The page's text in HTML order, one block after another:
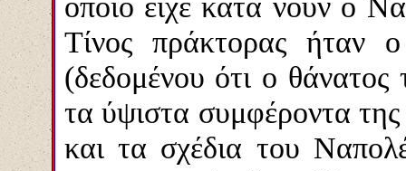
Τίνος πράκτορας ήταν
(δεδομένου ότι ο
τα ύψιστα συμφέροντα
και τα σχέδια του